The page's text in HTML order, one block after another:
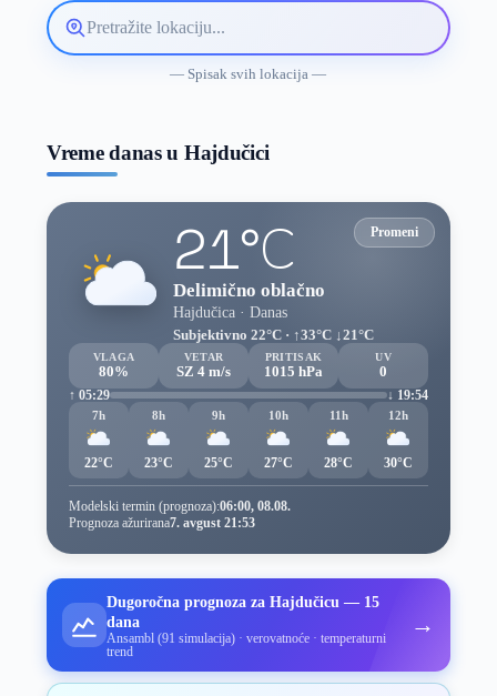
Pretražite
lokaciju
— Spisak svih lokacija —
Vreme danas u Hajdučici
Promeni
21°C
Delimično oblačno
Hajdučica · Danas
Subjektivno 22°C · ↑33°C ↓21°C
VLAGA
80%
VETAR
SZ 4 m/s
PRITISAK
1015 hPa
UV
0
↑ 05:29
↓ 19:54
7h
22°C
8h
23°C
9h
25°C
10h
27°C
11h
28°C
12h
30°C
Modelski termin (prognoza):06:00, 08.08.
Prognoza ažurirana7. avgust 21:53
Dugoročna prognoza za Hajdučicu — 15
dana
Ansambl (91 simulacija) · verovatnoće · temperaturni
trend
→